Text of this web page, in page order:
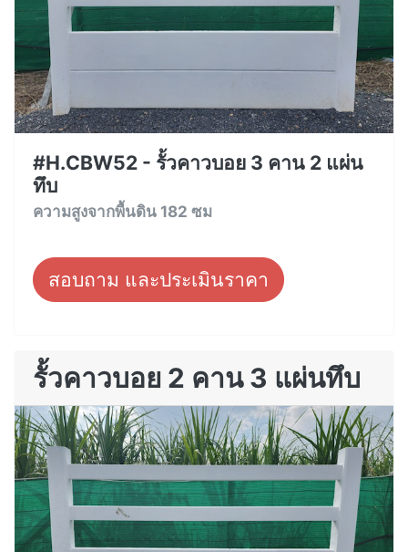
#H.CBW52 - รั้วคาวบอย 3 คาน 2 แผ่น
ทึบ
ความสูงจากพื้นดิน 182 ซม
สอบถาม และประเมินราคา
รั้วคาวบอย 2 คาน 3 แผ่นทึบ